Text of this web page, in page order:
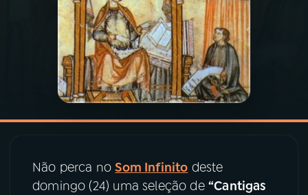
PODCASTS
VIDEOCASTS
08PRÊMIO RÁDIO MEC
Não perca noSom Infinito deste
domingo (24) uma seleção de“Cantigas